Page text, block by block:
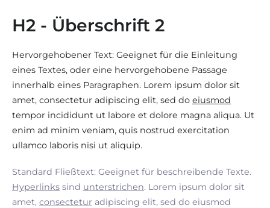
H2 - Überschrift 2
Hervorgehobener Text: Geeignet für die Einleitung
eines Textes, oder eine hervorgehobene Passage
innerhalb eines Paragraphen. Lorem ipsum dolor sit
amet, consectetur adipiscing elit, sed do eiusmod
tempor incididunt ut labore et dolore magna aliqua. Ut
enim ad minim veniam, quis nostrud exercitation
ullamco laboris nisi ut aliquip.
Standard Fließtext: Geeignet für beschreibende Texte.
Hyperlinks sind unterstrichen. Lorem ipsum dolor sit
amet, consectetur adipiscing elit, sed do eiusmod